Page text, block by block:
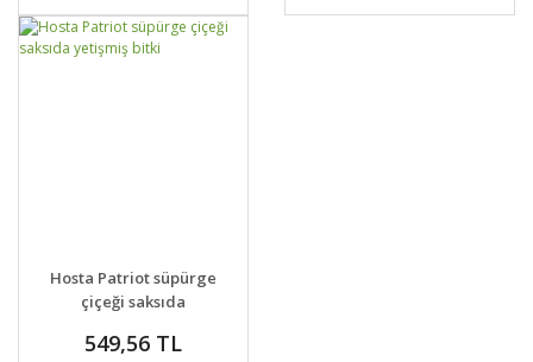
DETAYLAR
VER
Hosta Patriot süpürge
çiçeği saksıda
549,56 TL